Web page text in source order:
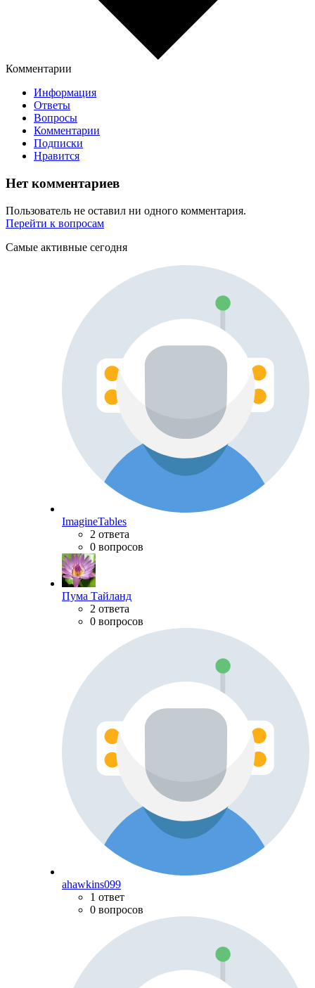
Комментарии
Информация
Ответы
Вопросы
Комментарии
Подписки
Нравится
Нет комментариев
Пользователь не оставил ни одного комментария.
Перейти к вопросам
Самые активные сегодня
ImagineTables
2 ответа
0 вопросов
Пума Тайланд
2 ответа
0 вопросов
ahawkins099
1 ответ
0 вопросов